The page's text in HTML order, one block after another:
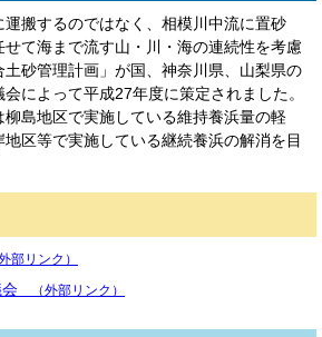
運搬するのではなく、相模川中流に置砂
せて海まで流す山・川・海の連続性を考慮
土砂管理計画」が国、神奈川県、山梨県の
によって平成27年度に策定されました。
柳島地区で実施している維持養浜量の軽
区等で実施している継続養浜の解消を目
部リンク）
（外部リンク）